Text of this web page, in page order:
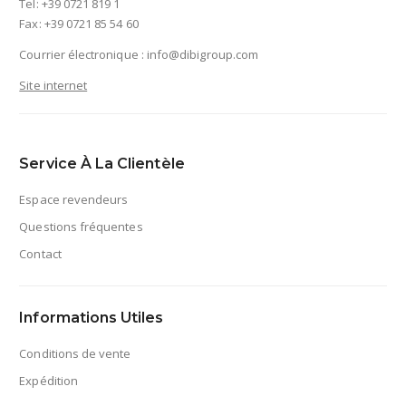
Tel: +39 0721 819 1
Fax: +39 0721 85 54 60
Courrier électronique : info@dibigroup.com
Site internet
Service À La Clientèle
Espace revendeurs
Questions fréquentes
Contact
Informations Utiles
Conditions de vente
Expédition